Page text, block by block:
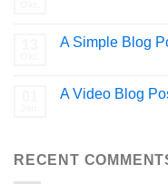
A Simple Blog
A Video Blog
RECENT